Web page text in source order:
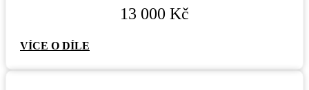
13 000 Kč
VÍCE O DÍLE